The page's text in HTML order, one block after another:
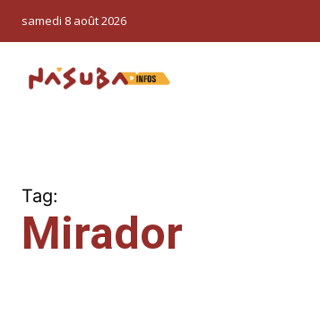
samedi 8 août 2026
Tag:
Mirador